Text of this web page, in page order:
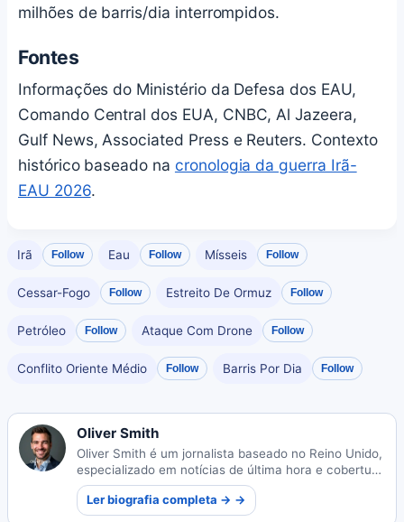
milhões de barris/dia interrompidos.
Fontes
Informações do Ministério da Defesa dos EAU,
Comando Central dos EUA, CNBC, Al Jazeera,
Gulf News, Associated Press e Reuters. Contexto
histórico baseado na cronologia da guerra Irã-
EAU 2026.
Irã Follow Eau Follow Mísseis Follow
Cessar-Fogo Follow Estreito De Ormuz Follow
Petróleo Follow Ataque Com Drone Follow
Conflito Oriente Médio Follow Barris Por Dia Follow
Oliver Smith
Oliver Smith é um jornalista baseado no Reino Unido,
especializado em notícias de última hora e cobertura
de eventos ao vivo, entregando relatórios oportunos
ao público global com precisão e perspicácia.
Ler biografia completa → →